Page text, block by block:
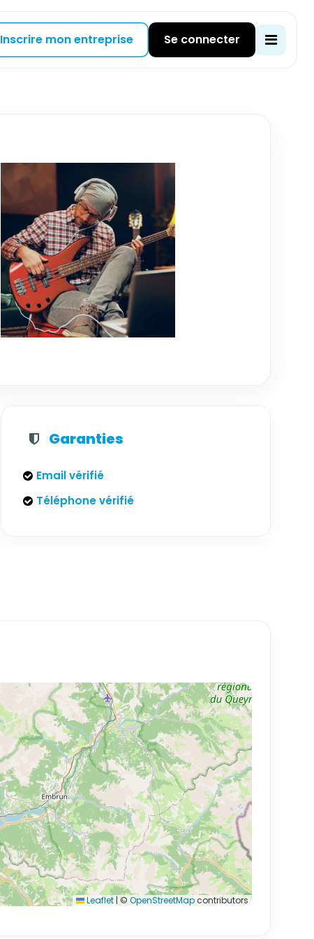
Inscrire mon entreprise Se connecter
Garanties
Email vérifié
Téléphone vérifié
Leaflet | © OpenStreetMapcontributors